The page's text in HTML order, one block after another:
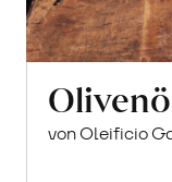
von Oleificio